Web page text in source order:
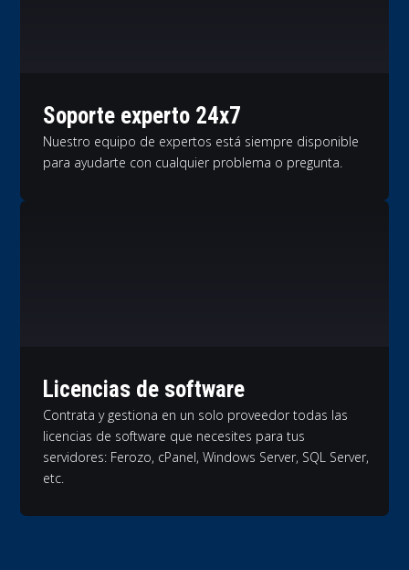
Soporte experto 24x7
Nuestro equipo de expertos está siempre disponible
para ayudarte con cualquier problema o pregunta.
Licencias de software
Contrata y gestiona en un solo proveedor todas las
licencias de software que necesites para tus
servidores: Ferozo, cPanel, Windows Server, SQL Server,
etc.